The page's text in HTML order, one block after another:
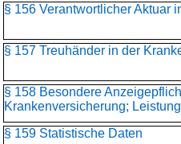
§ 156 Verantwortlicher Aktuar
§ 157 Treuhänder in der
§ 158 Besondere
Krankenversicherung;
§ 159 Statistische Daten